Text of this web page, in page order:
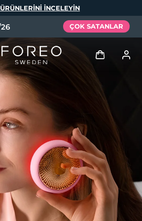
INCELEYIN
ÇOK SATANLAR
Kullanici profi̇li̇
Cihazlarım
Siparişlerim
Adresim
Aboneliklerim
Tech Elixir
Set
Español
Português
Русский
简体中文 繁體中文